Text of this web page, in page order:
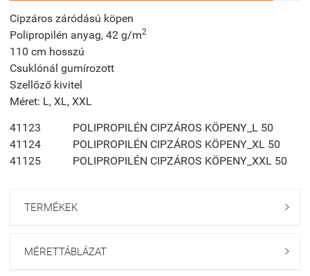
Cipzáros záródású köpen
Polipropilén anyag, 42 g/m2
110 cm hosszú
Csuklónál gumírozott
Szellőző kivitel
Méret: L, XL, XXL
41123
POLIPROPILÉN CIPZÁROS KÖPENY_L 50
41124
POLIPROPILÉN CIPZÁROS KÖPENY_XL 50
41125
POLIPROPILÉN CIPZÁROS KÖPENY_XXL 50
TERMÉKEK 
MÉRETTÁBLÁZAT 